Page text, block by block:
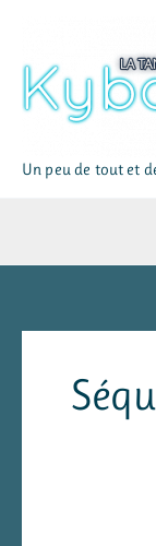
contenu
Un peu de tout et